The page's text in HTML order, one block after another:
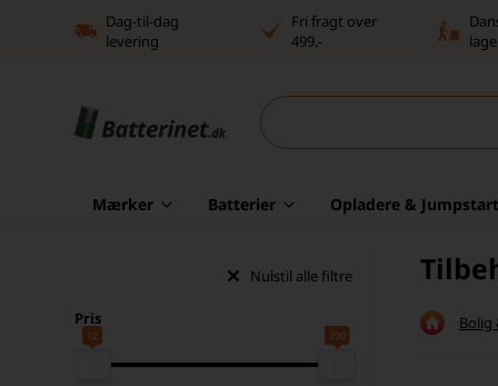
Dag-til-dag
levering
Fri fragt over
499,-
Mærker Batterier Opladere &
Nulstil alle filtre
Pris
12 290
Bolig